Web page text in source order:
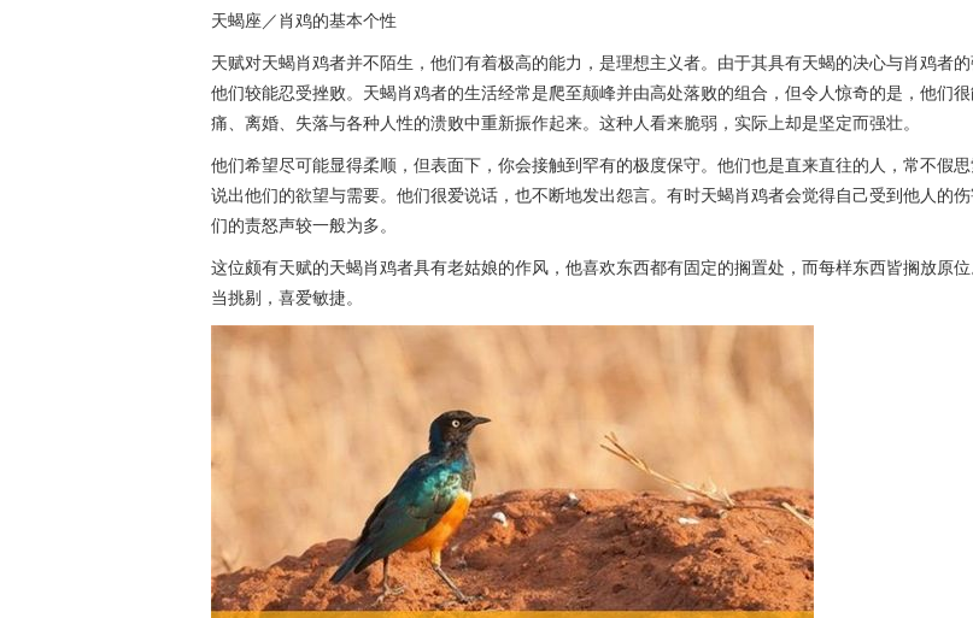
天蝎座／肖鸡的基本个性
天赋对天蝎肖鸡者并不陌生，他们有着极高的能力，是理想主义者。由于其具有天蝎的决心与肖鸡者的
他们较能忍受挫败。天蝎肖鸡者的生活经常是爬至颠峰并由高处落败的组合，但令人惊奇的是，他们
痛、离婚、失落与各种人性的溃败中重新振作起来。这种人看来脆弱，实际上却是坚定而强壮。
他们希望尽可能显得柔顺，但表面下，你会接触到罕有的极度保守。他们也是直来直往的人，常不假思
说出他们的欲望与需要。他们很爱说话，也不断地发出怨言。有时天蝎肖鸡者会觉得自己受到他人的
们的责怒声较一般为多。
这位颇有天赋的天蝎肖鸡者具有老姑娘的作风，他喜欢东西都有固定的搁置处，而每样东西皆搁放原
当挑剔，喜爱敏捷。